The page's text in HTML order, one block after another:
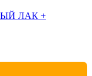
ЛАК +